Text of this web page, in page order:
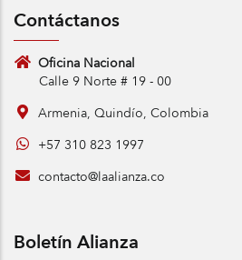
Contáctanos
Oficina Nacional
Calle 9 Norte # 19 - 00
Armenia, Quindío, Colombia
+57 310 823 1997
contacto@laalianza.co
Boletín Alianza